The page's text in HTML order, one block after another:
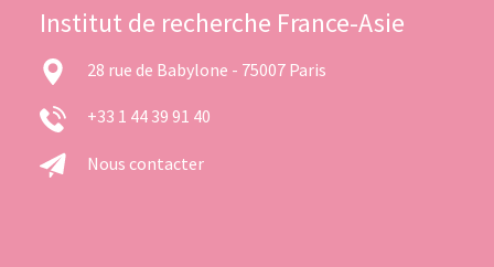
Institut de recherche France-Asie
28 rue de Babylone - 75007 Paris
+33 1 44 39 91 40
Nous contacter